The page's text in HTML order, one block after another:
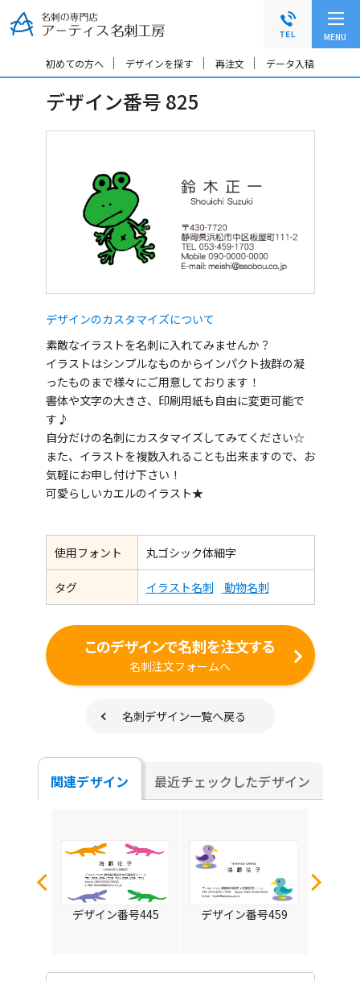
ロ
ル
文ー
ナ
ッ
へ
MENU
初めての方へ デザインを探す 再注文 データ入稿
デザイン番号 825
デザインのカスタマイズについて
素敵なイラストを名刺に入れてみませんか？
イラストはシンプルなものからインパクト抜群の凝
ったものまで様々にご用意しております！
書体や文字の大きさ、印刷用紙も自由に変更可能で
す♪
自分だけの名刺にカスタマイズしてみてください☆
また、イラストを複数入れることも出来ますので、お
気軽にお申し付け下さい！
可愛らしいカエルのイラスト★
使用フォント 丸ゴシック体細字
タグ イラスト名刺 動物名刺
このデザインで名刺を注文する
名刺注文フォームへ
名刺デザイン一覧へ戻る
関連デザイン 最近チェックしたデザイン
デザイン番号445 デザイン番号459